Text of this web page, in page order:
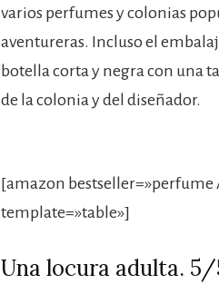
varios perfumes y colonias
aventureras. Incluso el
botella corta y negra con una
de la colonia y del diseñador.
[amazon bestseller=»perfume
template=»table»]
Una locura adulta.